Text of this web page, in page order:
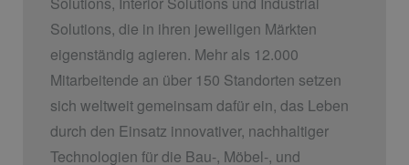
Solutions, die in ihren jeweiligen Märkten
eigenständig agieren. Mehr als 12.000
Mitarbeitende an über 150 Standorten setzen
sich weltweit gemeinsam dafür ein, das Leben
durch den Einsatz innovativer, nachhaltiger
Technologien für die Bau-, Möbel-, und